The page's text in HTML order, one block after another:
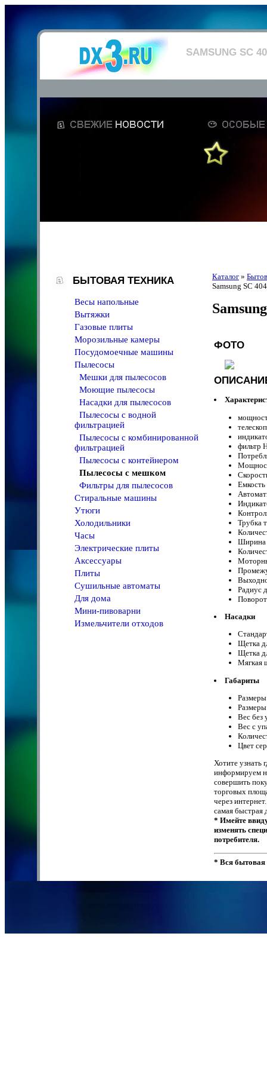
SAMSUNG SC
БЫТОВАЯ ТЕХНИКА
Весы напольные
Вытяжки
Газовые плиты
Морозильные камеры
Посудомоечные машины
Пылесосы
Мешки для пылесосов
Моющие пылесосы
Насадки для пылесосов
Пылесосы с водной
фильтрацией
Пылесосы с комбинированной
фильтрацией
Пылесосы с контейнером
Пылесосы с мешком
Фильтры для пылесосов
Стиральные машины
Утюги
Холодильники
Часы
Электрические плиты
Аксессуары
Плиты
Сушильные автоматы
Для дома
Мини-пивоварни
Измельчители отходов
Каталог »
Samsung SC
ФОТО
фильтр
Трубка
Ширина
Радиус
Насадки
Щетка
Щетка
Мягкая
Габариты
Вес без
Вес с
Цвет
Хотите узнать
информируем
совершить
торговых
через
самая быстрая
* Имейте
изменять
потребителя.
* Вся бытовая